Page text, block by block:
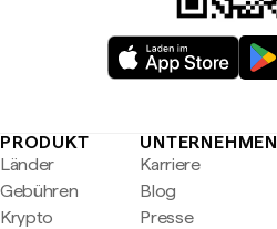
PRODUKT
Länder
Gebühren
Krypto
UNTERNEHMEN
Karriere
Blog
Presse